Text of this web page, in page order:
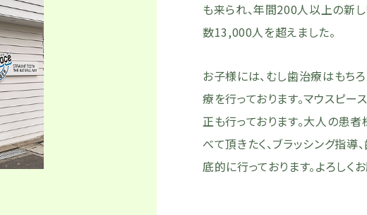
も来られ、年間200人以上の新
数13,000人を超えました。
お子様には、むし歯治療はもち
療を行っております。マウスピー
正も行っております。大人の患
べて頂きたく、ブラッシング指
底的に行っております。よろしく